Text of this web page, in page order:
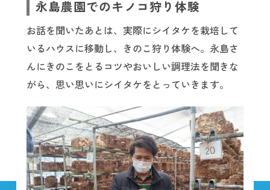
永島農園でのキノコ狩り体験
お話を聞いたあとは、実際にシイタケを栽培して
いるハウスに移動し、きのこ狩り体験へ。永島さ
んにきのこをとるコツやおいしい調理法を聞きな
がら、思い思いにシイタケをとっていきます。